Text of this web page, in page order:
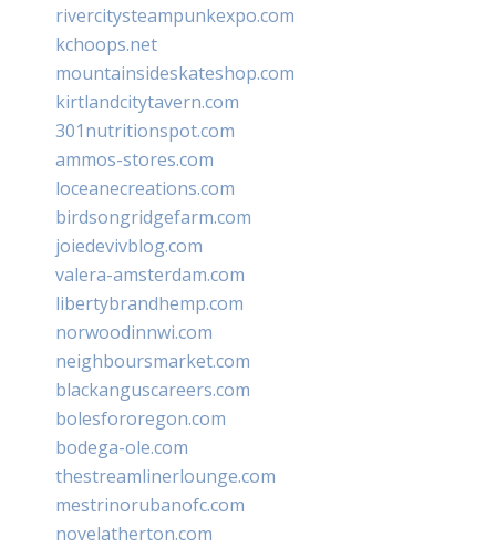
rivercitysteampunkexpo.com
kchoops.net
mountainsideskateshop.com
kirtlandcitytavern.com
301nutritionspot.com
ammos-stores.com
loceanecreations.com
birdsongridgefarm.com
joiedevivblog.com
valera-amsterdam.com
libertybrandhemp.com
norwoodinnwi.com
neighboursmarket.com
blackanguscareers.com
bolesfororegon.com
bodega-ole.com
thestreamlinerlounge.com
mestrinorubanofc.com
novelatherton.com